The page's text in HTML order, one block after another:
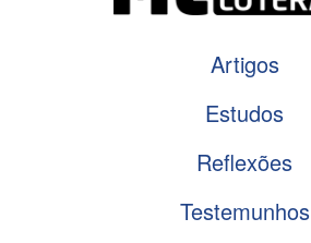
Artigos
Estudos
Reflexões
Testemunhos